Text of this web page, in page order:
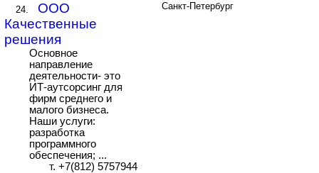
24.
ООО
Качественные
решения
Основное
направление
деятельности- это
ИТ-аутсорсинг для
фирм среднего и
малого бизнеса.
Наши услуги:
разработка
программного
обеспечения; ...
т. +7(812) 5757944
Санкт-Петербург